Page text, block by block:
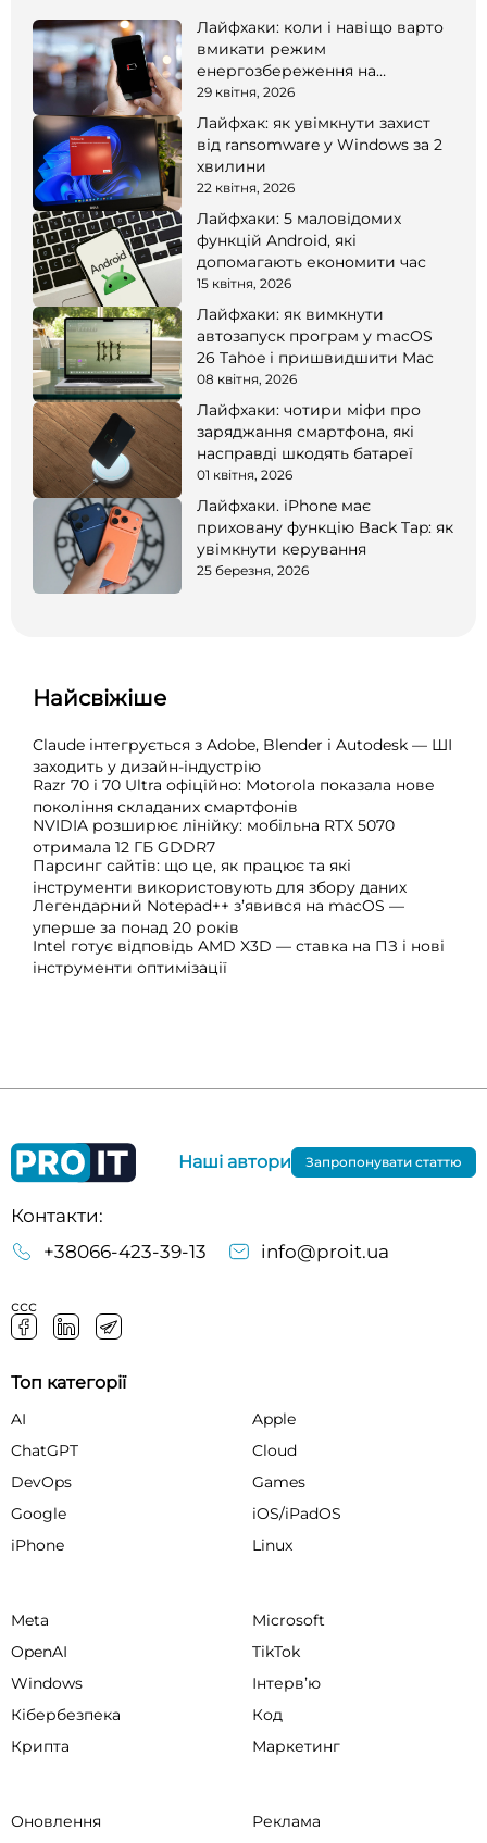
Лайфхаки: коли і навіщо варто
вмикати режим
енергозбереження на
смартфоні
29 квітня, 2026
Лайфхак: як увімкнути захист
від ransomware у Windows за 2
хвилини
22 квітня, 2026
Лайфхаки: 5 маловідомих
функцій Android, які
допомагають економити час
15 квітня, 2026
Лайфхаки: як вимкнути
автозапуск програм у macOS
26 Tahoe і пришвидшити Mac
08 квітня, 2026
Лайфхаки: чотири міфи про
заряджання смартфона, які
насправді шкодять батареї
01 квітня, 2026
Лайфхаки. iPhone має
приховану функцію Back Tap: як
увімкнути керування
25 березня, 2026
Найсвіжіше
Claude інтегрується з Adobe, Blender і Autodesk — ШІ
заходить у дизайн-індустрію
Razr 70 і 70 Ultra офіційно: Motorola показала нове
покоління складаних смартфонів
NVIDIA розширює лінійку: мобільна RTX 5070
отримала 12 ГБ GDDR7
Парсинг сайтів: що це, як працює та які
інструменти використовують для збору даних
Легендарний Notepad++ з’явився на macOS —
уперше за понад 20 років
Intel готує відповідь AMD X3D — ставка на ПЗ і нові
інструменти оптимізації
Контакти:
+38066-423-39-13
info@proit.ua
ссс
Наші автори Запропонувати статтю
Топ категорії
AI
Apple
ChatGPT
Cloud
DevOps
Games
Google
iOS/iPadOS
iPhone
Linux
Meta
Microsoft
OpenAI
TikTok
Windows
Інтервʼю
Кібербезпека
Код
Крипта
Маркетинг
Оновлення Реклама